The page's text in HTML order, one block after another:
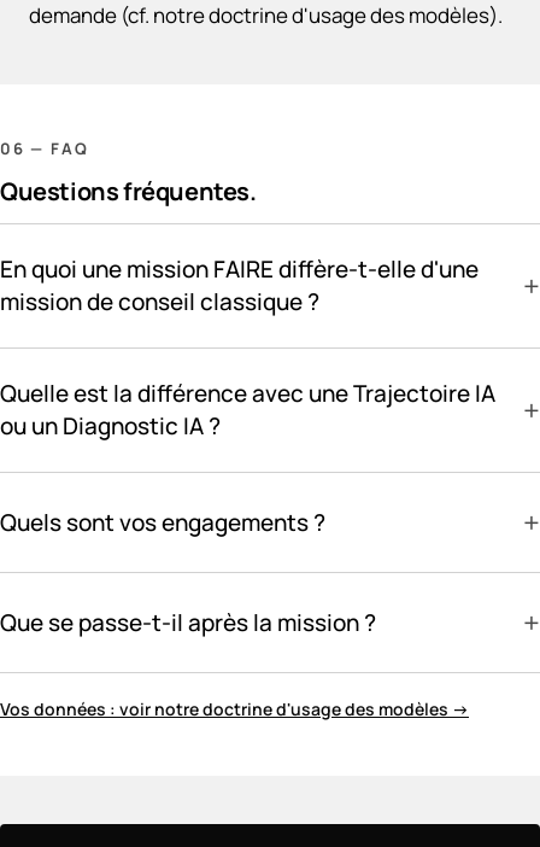
demande (cf. notre doctrine d'usage des modèles).
06 — FAQ
Questions fréquentes.
En quoi une mission FAIRE diffère-t-elle d'une
mission de conseil classique ?
+
Quelle est la différence avec une Trajectoire IA
ou un Diagnostic IA ?
+
Quels sont vos engagements ? +
Que se passe-t-il après la mission ? +
Vos données : voir notre doctrine d'usage des modèles →